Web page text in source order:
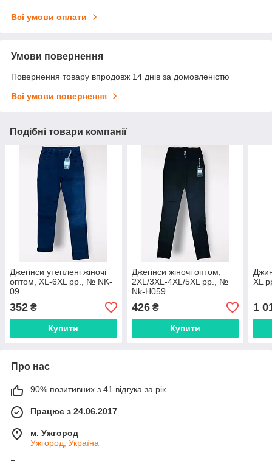
Всі умови оплати
Умови повернення
Повернення товару впродовж 14 днів за домовленістю
Всі умови повернення
Подібні товари компанії
Джегінси утеплені жіночі
оптом, XL-6XL pp., № NK-
09
352 ₴
Купити
Джегінси жіночі оптом,
2XL/3XL-4XL/5XL pp., №
Nk-H059
426₴
Купити
XL
1
Про нас
90% позитивних з 41 відгука за рік
Працює з 24.06.2017
м. Ужгород
Ужгород, Україна